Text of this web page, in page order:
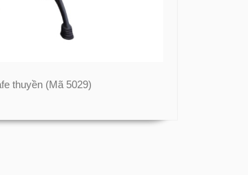
thuyền (Mã 5029)